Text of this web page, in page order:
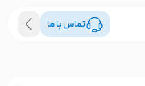
تماس با ما